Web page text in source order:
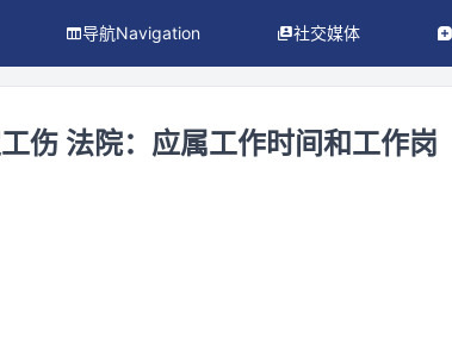
导航Navigation 社交媒体
伤 法院：应属工作时间和工作岗